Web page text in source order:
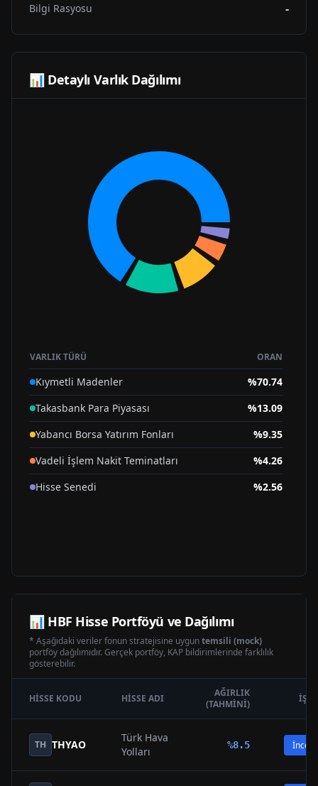
Bilgi Rasyosu -
📊 Detaylı Varlık Dağılımı
VARLIK TÜRÜ ORAN
Kıymetli Madenler %70.74
Takasbank Para Piyasası
%13.09
Yabancı Borsa Yatırım Fonları
%9.35
Vadeli İşlem Nakit Teminatları
%4.26
Hisse Senedi
%2.56
📊 HBF Hisse Portföyü ve Dağılımı
* Aşağıdaki veriler fonun stratejisine uyguntemsili (mock)
portföy dağılımıdır. Gerçek portföy, KAP bildirimlerinde farklılık
gösterebilir.
HISSE KODU HISSE ADI
AĞIRLIK
(TAHMINI)
TH THYAO
Türk Hava
Yolları
%8.5 İncele